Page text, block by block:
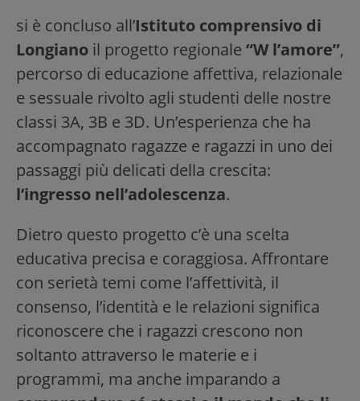
si è concluso all’Istituto comprensivo di
Longiano il progetto regionale “W l’amore”,
percorso di educazione affettiva, relazionale
e sessuale rivolto agli studenti delle nostre
classi 3A, 3B e 3D. Un’esperienza che ha
accompagnato ragazze e ragazzi in uno dei
passaggi più delicati della crescita:
l’ingresso nell’adolescenza.
Dietro questo progetto c’è una scelta
educativa precisa e coraggiosa. Affrontare
con serietà temi come l’affettività, il
consenso, l’identità e le relazioni significa
riconoscere che i ragazzi crescono non
soltanto attraverso le materie e i
programmi, ma anche imparando a